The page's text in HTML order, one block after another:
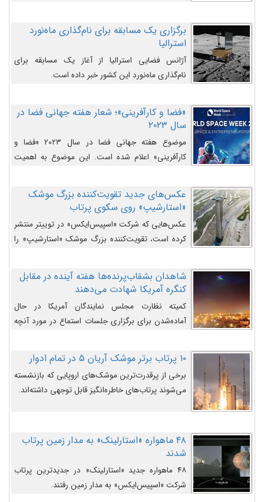
را وارد مسیر از پیش تعیین‌شده کند و سپس با یک
مکانیزم جدید با موفقیت از آن جدا شود. ‌
برگزاری یک مسابقه برای نام‌گذاری ماه‌نورد
استرالیا
آژانس فضایی استرالیا از آغاز یک مسابقه برای
نام‌گذاری ماه‌نورد این کشور خبر داده است.
«فضا و کارآفرینی»؛ شعار هفته جهانی فضا در
سال ۲۰۲۳
موضوع هفته جهانی فضا در سال ۲۰۲۳ «فضا و
کارآفرینی» اعلام شده است. این موضوع به اهمیت
روزافزون کارآفرینی در حوزه فضایی و مزایای جدیدی که
کارآفرینان این حوزه ایجاد می‌کنند، می‌پردازد.
عکس‌های جدید تقویت‌کننده بزرگ موشک
«استارشیپ» روی سکوی پرتاب
عکس‌هایی که شرکت «اسپیس‌ایکس» در توییتر منتشر
کرده است، تقویت‌کننده بزرگ موشک «استارشیپ» را
شاهدان بشقاب‌پرنده‌ها هفته آینده در مقابل
کنگره آمریکا شهادت می‌دهند
کمیته نظارت مجلس نمایندگان آمریکا در حال
آماده‌شدن برای برگزاری جلسات استماع در مورد آنچه
می‌دانند، است و قرار است افشاگران یوفوها هفته آینده
در مقابل آنها شهادت دهند.۱۰ پرتاب برتر موشک آریان ۵ در تمام ادوار
برخی از پرقدرت‌ترین موشک‌های اروپایی که بازنشسته
می‌شوند پرتاب‌های خاطره‌انگیز قابل توجهی داشته‌اند.
۴۸ ماهواره «استارلینک» به مدار زمین پرتاب
شدند
۴۸ ماهواره جدید «استارلینک» در جدیدترین پرتاب
شرکت «اسپیس‌ایکس» به مدار زمین رفتند.